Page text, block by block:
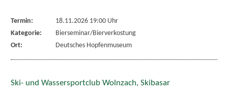
Termin:
18.11.2026 19:00 Uhr
Kategorie:
Bierseminar/Bierverkostung
Ort:
Deutsches Hopfenmuseum
Ski- und Wassersportclub Wolnzach, Skibasar